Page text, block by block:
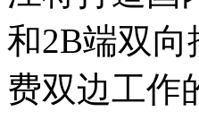
和2B端双
费双边工作